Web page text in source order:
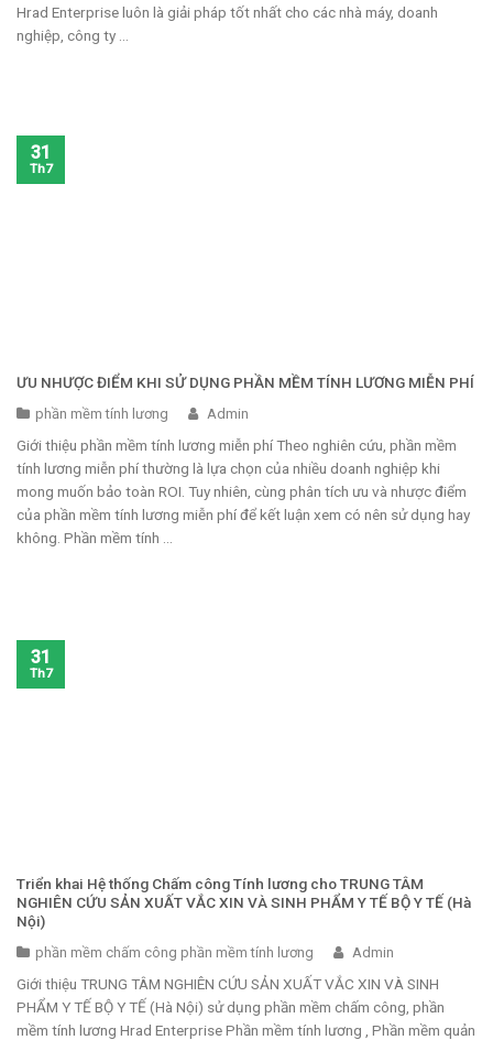
Hrad Enterprise luôn là giải pháp tốt nhất cho các nhà máy, doanh
nghiệp, công ty ...
ƯU NHƯỢC ĐIỂM KHI SỬ DỤNG PHẦN MỀM TÍNH LƯƠNG MIỄN PHÍ
phần mềm tính lương Admin
Giới thiệu phần mềm tính lương miễn phí Theo nghiên cứu, phần mềm
tính lương miễn phí thường là lựa chọn của nhiều doanh nghiệp khi
mong muốn bảo toàn ROI. Tuy nhiên, cùng phân tích ưu và nhược điểm
của phần mềm tính lương miễn phí để kết luận xem có nên sử dụng hay
không. Phần mềm tính ...
31
Th7
Triển khai Hệ thống Chấm công Tính lương cho TRUNG TÂM
NGHIÊN CỨU SẢN XUẤT VẮC XIN VÀ SINH PHẨM Y TẾ BỘ Y TẾ (Hà
Nội)
phần mềm chấm công phần mềm tính lương Admin
Giới thiệu TRUNG TÂM NGHIÊN CỨU SẢN XUẤT VẮC XIN VÀ SINH
PHẨM Y TẾ BỘ Y TẾ (Hà Nội) sử dụng phần mềm chấm công, phần
mềm tính lương Hrad Enterprise Phần mềm tính lương , Phần mềm quản
31
Th7